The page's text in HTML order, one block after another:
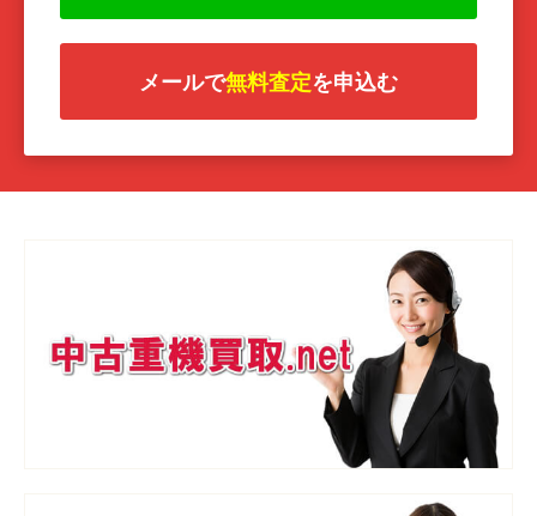
メールで無料査定を申込む